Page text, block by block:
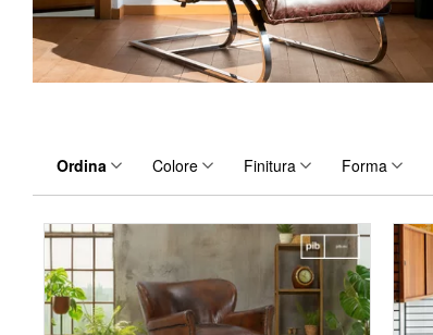
Ordina Colore Finitura Forma